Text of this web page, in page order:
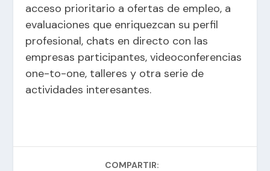
acceso prioritario a ofertas de empleo, a
evaluaciones que enriquezcan su perfil
profesional, chats en directo con las
empresas participantes, videoconferencias
one-to-one, talleres y otra serie de
actividades interesantes.
COMPARTIR: